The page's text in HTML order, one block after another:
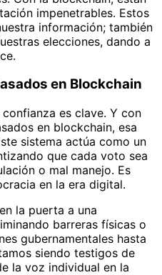
impenetrables. Estos
información; también
elecciones, dando a
en Blockchain
es clave. Y con
en blockchain, esa
sistema actúa como un
que cada voto sea
o mal manejo. Es
en la era digital.
la puerta a una
barreras físicas o
gubernamentales hasta
siendo testigos de
la voz individual en la